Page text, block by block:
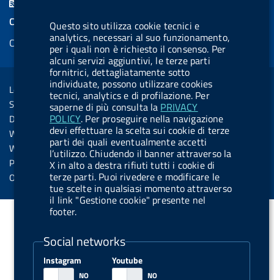
Questo sito utilizza cookie tecnici e
analytics, necessari al suo funzionamento,
per i quali non è richiesto il consenso. Per
alcuni servizi aggiuntivi, le terze parti
fornitrici, dettagliatamente sotto
individuate, possono utilizzare cookies
tecnici, analytics e di profilazione. Per
saperne di più consulta la PRIVACY
POLICY. Per proseguire nella navigazione
devi effettuare la scelta sui cookie di terze
parti dei quali eventualmente accetti
l’utilizzo. Chiudendo il banner attraverso la
X in alto a destra rifiuti tutti i cookie di
terze parti. Puoi rivedere e modificare le
tue scelte in qualsiasi momento attraverso
il link "Gestione cookie" presente nel
footer.
Social networks
Instagram Youtube
l
.
b
u
t
t
o
n
.
s
p
o
i
f
s
k
y
u
b
e
e
d
i
n
COOKIES
Cookie management
Sezione Link Utili
Legal notice
Social Media Policy
Dichiarazione di accessibilità
Web accessibility
Website statistics
Privacy
Online services